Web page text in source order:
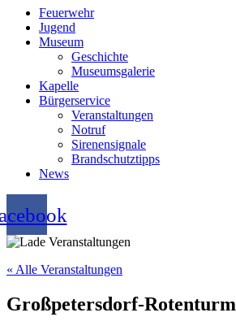
Feuerwehr
Jugend
Museum
Geschichte
Museumsgalerie
Kapelle
Bürgerservice
Veranstaltungen
Notruf
Sirenensignale
Brandschutztipps
News
« Alle Veranstaltungen
Großpetersdorf-Rotenturm